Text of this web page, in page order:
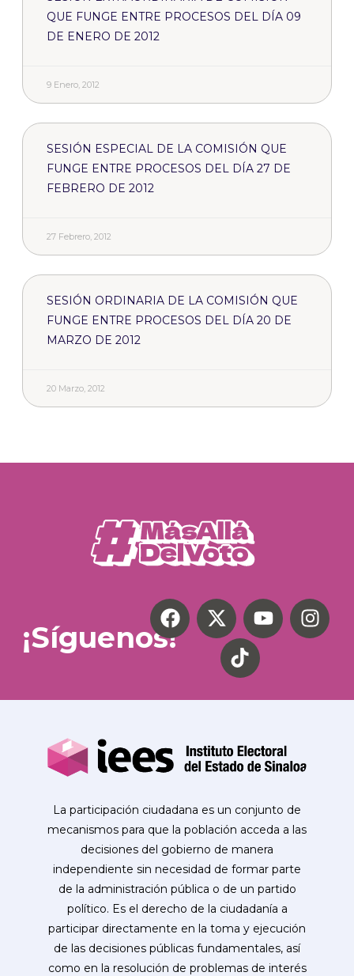
QUE FUNGE ENTRE PROCESOS DEL DÍA 09
DE ENERO DE 2012
9 Enero, 2012
SESIÓN ESPECIAL DE LA COMISIÓN QUE
FUNGE ENTRE PROCESOS DEL DÍA 27 DE
FEBRERO DE 2012
27 Febrero, 2012
SESIÓN ORDINARIA DE LA COMISIÓN QUE
FUNGE ENTRE PROCESOS DEL DÍA 20 DE
MARZO DE 2012
20 Marzo, 2012
¡Síguenos!
La participación ciudadana es un conjunto de
mecanismos para que la población acceda a las
decisiones del gobierno de manera
independiente sin necesidad de formar parte
de la administración pública o de un partido
político. Es el derecho de la ciudadanía a
participar directamente en la toma y ejecución
de las decisiones públicas fundamentales, así
como en la resolución de problemas de interés